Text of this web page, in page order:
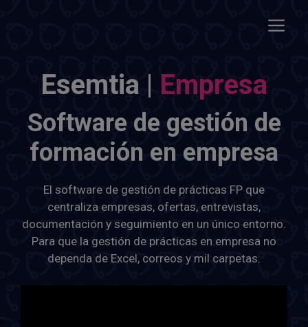
Esemtia | Empresa
Software de gestión de
formación en empresa
El software de gestión de prácticas FP que
centraliza empresas, ofertas, entrevistas,
documentación y seguimiento en un único entorno.
Para que la gestión de prácticas en empresa no
dependa de Excel, correos y mil carpetas.